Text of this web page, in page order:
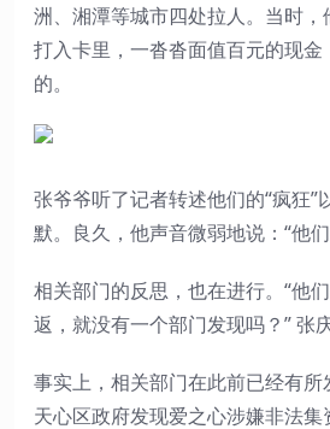
洲、湘潭等城市四处拉人。当时
打入卡里，一沓沓面值百元的现金
的。
张爷爷听了记者转述他们的“疯狂”
默。良久，他声音微弱地说：“他
相关部门的反思，也在进行。“他
返，就没有一个部门发现吗？” 张庆
事实上，相关部门在此前已经有所
天心区政府发现爱之心涉嫌非法